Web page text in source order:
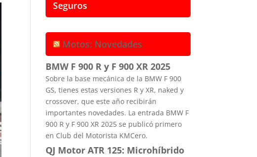
Seguros
Motos: Novedades
BMW F 900 R y F 900 XR 2025
Sobre la base mecánica de la BMW F 900
GS, tienes estas versiones R y XR, naked y
crossover, que este año recibirán
importantes novedades. La entrada BMW F
900 R y F 900 XR 2025 se publicó primero
en Club del Motorista KMCero.
QJ Motor ATR 125: Microhíbrido